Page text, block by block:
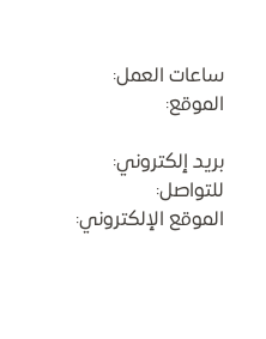
ساعات العمل:
الموقع:
بريد إلكتروني:
للتواصل:
الموقع الإلكتروني: